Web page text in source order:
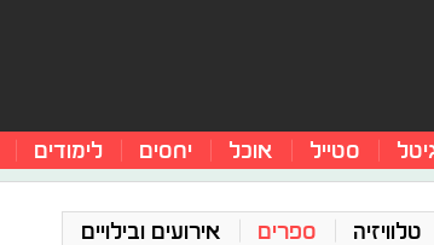
סטייל אוכל יחסים לימודים
טלוויזיה ספרים אירועים ובילויים